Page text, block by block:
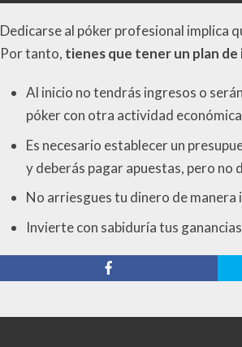
Dedicarse al póker profesional implica
Por tanto, tienes que tener un plan
Al inicio no tendrás ingresos o
póker con otra actividad
Es necesario establecer un
y deberás pagar apuestas, pero
No arriesgues tu dinero de manera
Invierte con sabiduría tus